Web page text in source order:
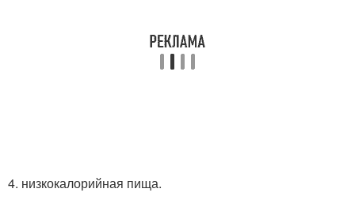
4. низкокалорийная пища.